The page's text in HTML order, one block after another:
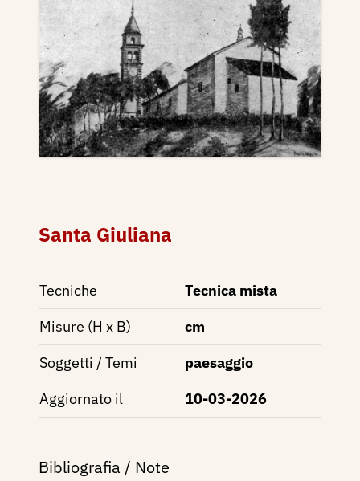
Santa Giuliana
Tecniche
Tecnica mista
Misure (H x B)
cm
Soggetti / Temi
paesaggio
Aggiornato il
10-03-2026
Bibliografia / Note